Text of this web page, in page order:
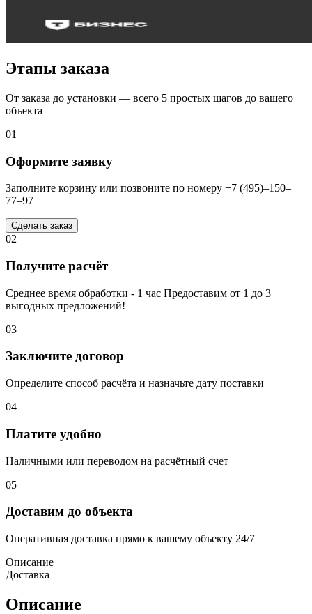
Этапы заказа
От заказа до установки — всего 5 простых шагов до вашего
объекта
01
Оформите заявку
Заполните корзину или позвоните по номеру +7 (495)–150–
77–97
Сделать заказ
02
Получите расчёт
Среднее время обработки - 1 час Предоставим от 1 до 3
выгодных предложений!
03
Заключите договор
Определите способ расчёта и назначьте дату поставки
04
Платите удобно
Наличными или переводом на расчётный счет
05
Доставим до объекта
Оперативная доставка прямо к вашему объекту 24/7
Описание
Доставка
Описание